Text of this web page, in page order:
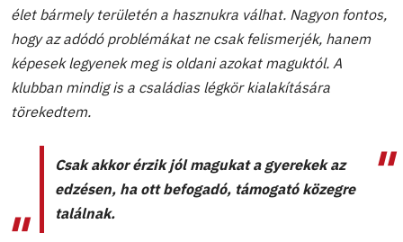
élet bármely területén a hasznukra válhat. Nagyon fontos,
hogy az adódó problémákat ne csak felismerjék, hanem
képesek legyenek meg is oldani azokat maguktól. A
klubban mindig is a családias légkör kialakítására
törekedtem.
Csak akkor érzik jól magukat a gyerekek az
edzésen, ha ott befogadó, támogató közegre
találnak.